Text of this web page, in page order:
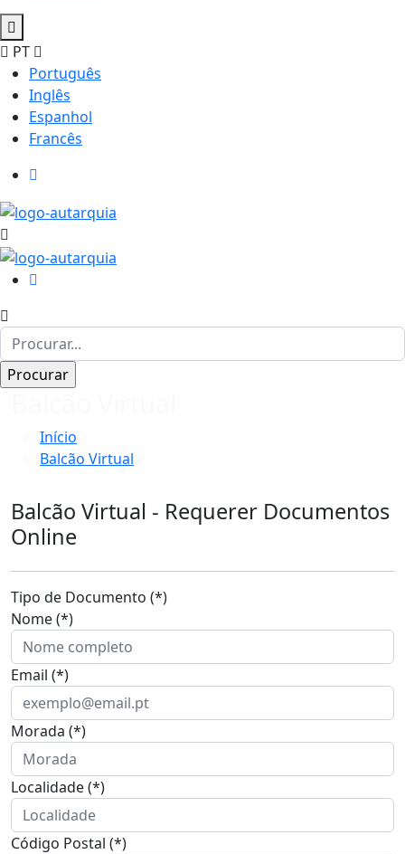
PT
Português
Inglês
Espanhol
Francês
Início
Balcão Virtual
Balcão Virtual - Requerer Documentos
Online
Tipo de Documento (*)
Nome (*)
Email (*)
Morada (*)
Localidade (*)
Código Postal (*)